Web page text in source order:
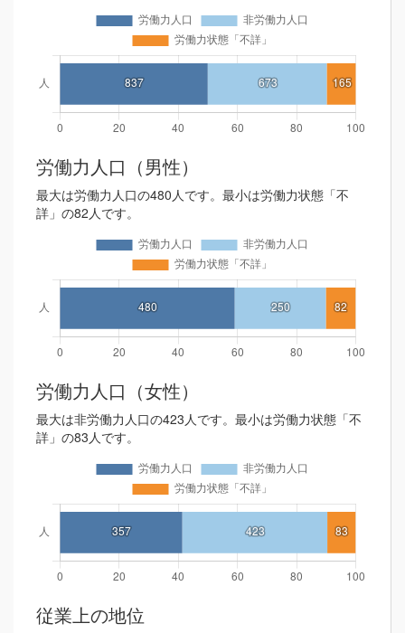
労働力人口（男性）
最大は労働力人口の480人です。最小は労働力状態「不
詳」の82人です。
労働力人口（女性）
最大は非労働力人口の423人です。最小は労働力状態「不
詳」の83人です。
従業上の地位